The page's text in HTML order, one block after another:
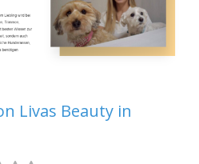
Livas Beauty in